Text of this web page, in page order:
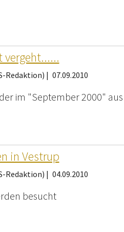
vergeht......
Redaktion) | 07.09.2010
im "September 2000" aus
in Vestrup
Redaktion) | 04.09.2010
besucht